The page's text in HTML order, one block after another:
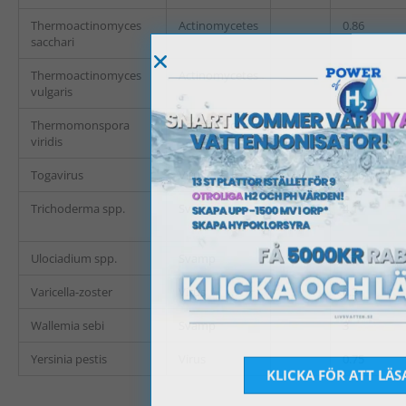
Thermoactinomyces
sacchari
Actinomycetes 0.86
Thermoactinomyces
vulgaris
Actinomycetes 1
Thermomonspora
viridis
Actinomycetes 0.6
Togavirus Virus 0.063
Trichoderma spp. Svamp 4.1
Ulociadium spp. 15
Varicella-zoster Virus 0.3
Wallemia sebi Svamp 3
Yersinia pestis 0.75